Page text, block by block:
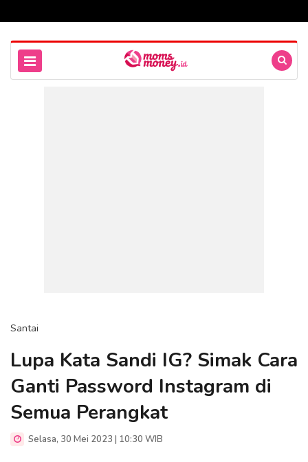
Santai
Lupa Kata Sandi IG? Simak Cara
Ganti Password Instagram di
Semua Perangkat
Selasa, 30 Mei 2023 | 10:30 WIB